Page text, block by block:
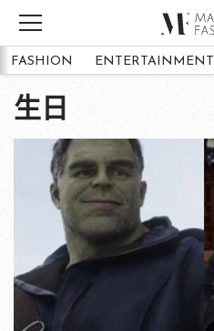
FASHION ENTERTAINMENT
生日